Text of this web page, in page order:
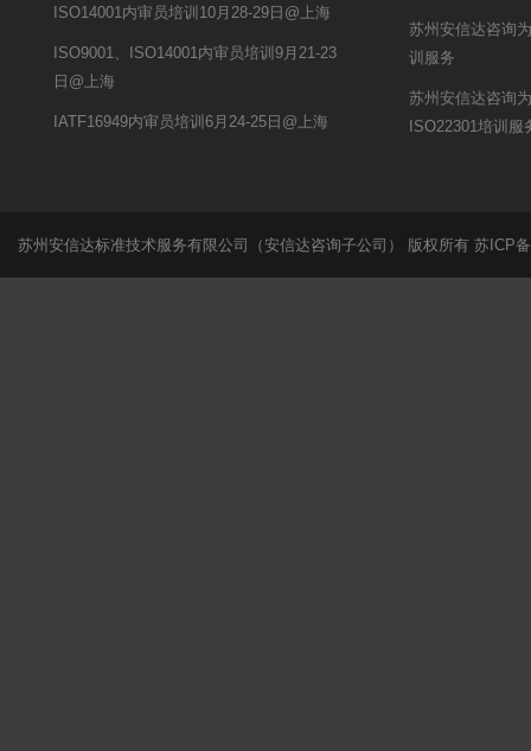
ISO14001内审员培训10月28-29日@上海
ISO9001、ISO14001内审员培训9月21-23
日@上海
IATF16949内审员培训6月24-25日@上海
苏州安信达咨询
训服务
苏州安信达咨询
ISO22301培训服
苏州安信达标准技术服务有限公司（安信达咨询子公司） 版权所有 苏ICP